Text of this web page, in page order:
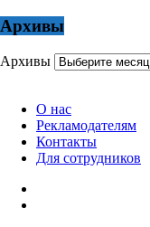
Архивы
Архивы
О нас
Рекламодателям
Контакты
Для сотрудников